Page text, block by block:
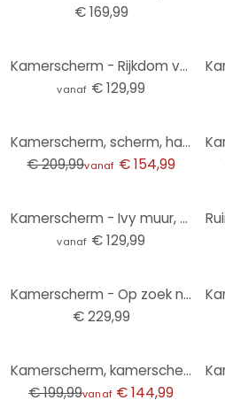
€ 169,99
Kamerscherm - Rijkdom van geest, 3-delig
vanaf € 129,99
Kamerscherm, scherm, hangend privacyscherm Zwart en wit berkenbos - Talen
€ 209,99vanaf € 154,99
Kamerscherm - Ivy muur, 3-delig
vanaf € 129,99
Kamerscherm - Op zoek naar een droom, 5-delig - 225x172 cm
€ 229,99
Kamerscherm, kamerscherm, hangend privacyscherm Amandelbloesem herfst - Van Gogh
€ 199,99vanaf € 144,99